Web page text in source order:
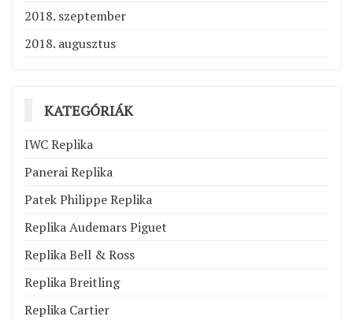
2018. szeptember
2018. augusztus
KATEGÓRIÁK
IWC Replika
Panerai Replika
Patek Philippe Replika
Replika Audemars Piguet
Replika Bell & Ross
Replika Breitling
Replika Cartier